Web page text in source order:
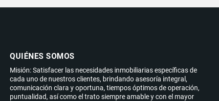
QUIÉNES SOMOS
Misión: Satisfacer las necesidades inmobiliarias específicas de
cada uno de nuestros clientes, brindando asesoría integral,
comunicación clara y oportuna, tiempos óptimos de operación,
puntualidad, así como el trato siempre amable y con el mayor